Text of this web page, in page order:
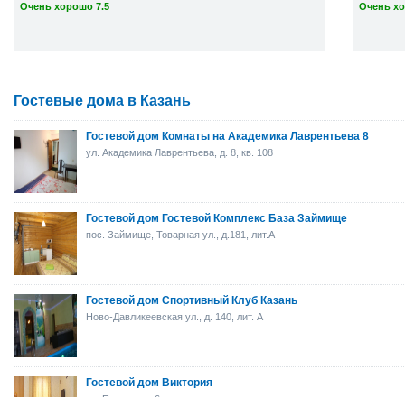
Очень хорошо 7.5
Очень
Гостевые дома в Казань
Гостевой дом Комнаты на Академика Лаврентьева 8
ул. Академика Лаврентьева, д. 8, кв. 108
Гостевой дом Гостевой Комплекс База Займище
пос. Займище, Товарная ул., д.181, лит.А
Гостевой дом Спортивный Клуб Казань
Ново-Давликеевская ул., д. 140, лит. А
Гостевой дом Виктория